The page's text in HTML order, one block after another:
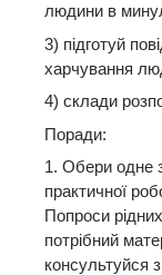
людини в
3) підготуй
харчування
4) склади
Поради:
1. Обери одне
практичної
Попроси
потрібний
консультуйся